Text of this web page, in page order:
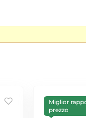
Miglior
prezzo